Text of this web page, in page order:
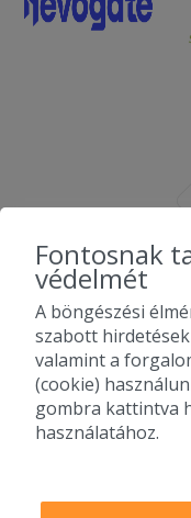
2010-2026
Fontosnak
védelmét
A böngészési
szabott
valamint a
(cookie)
gombra kattintva
használatához.